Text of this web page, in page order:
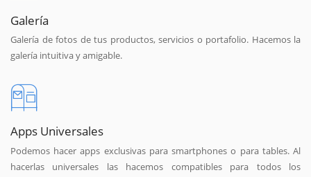
Galería
Galería de fotos de tus productos, servicios o portafolio. Hacemos la
galería intuitiva y amigable.
Apps Universales
Podemos hacer apps exclusivas para smartphones o para tables. Al
hacerlas universales las hacemos compatibles para todos los